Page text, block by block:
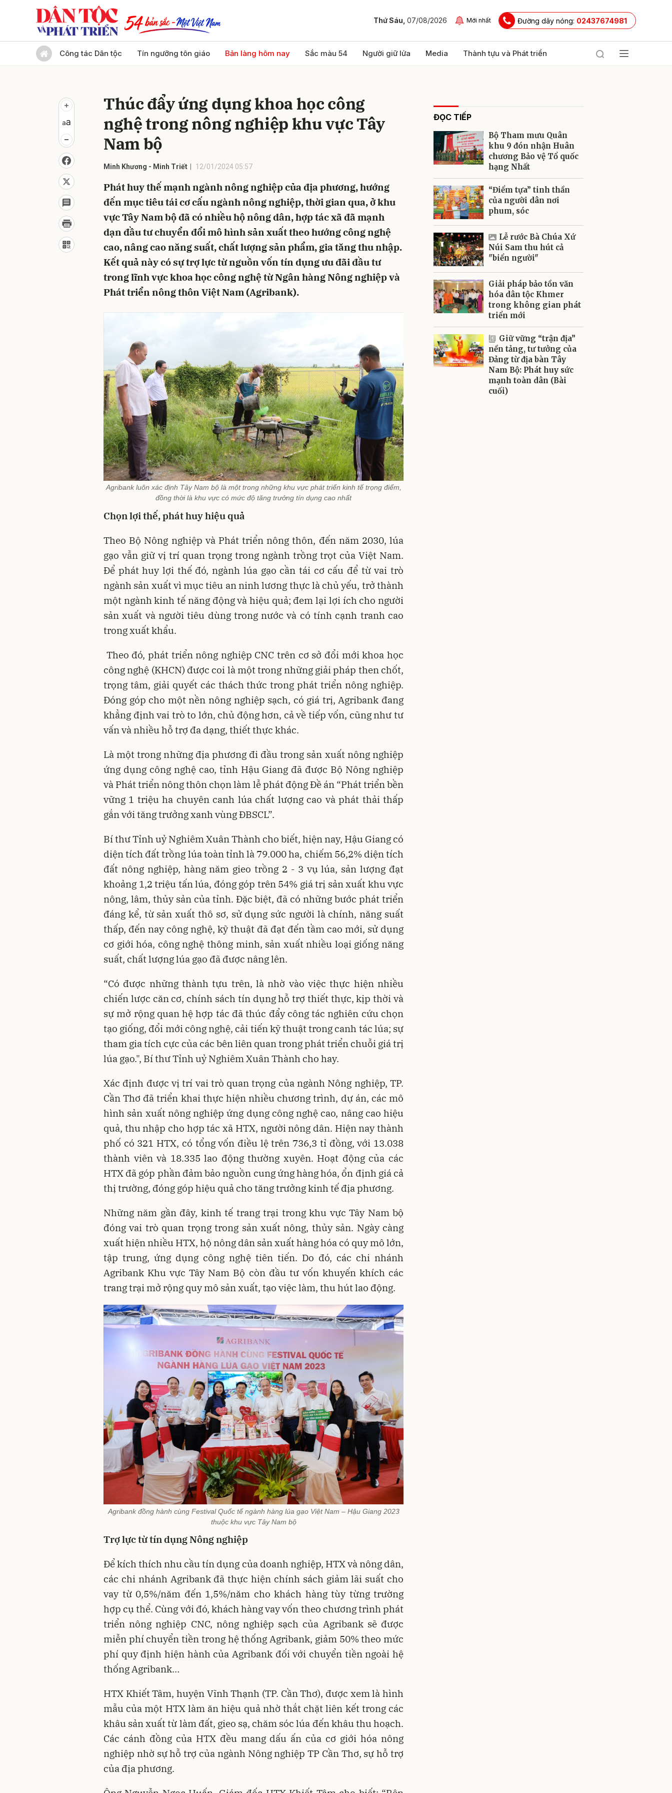
Thứ Sáu, 07/08/2026 Mới nhất Đường dây nóng: 02437674981
Công tác Dân tộc Tín ngưỡng tôn giáo Bản làng hôm nay Sắc màu 54 Người giữ lửa Media Thành tựu và Phát triển
Thúc đẩy ứng dụng khoa học công
nghệ trong nông nghiệp khu vực Tây
Nam bộ
Minh Khương - Minh Triết 12/01/2024 05:57
Phát huy thế mạnh ngành nông nghiệp của địa phương, hướng
đến mục tiêu tái cơ cấu ngành nông nghiệp, thời gian qua, ở khu
vực Tây Nam bộ đã có nhiều hộ nông dân, hợp tác xã đã mạnh
dạn đầu tư chuyển đổi mô hình sản xuất theo hướng công nghệ
cao, nâng cao năng suất, chất lượng sản phẩm, gia tăng thu nhập.
Kết quả này có sự trợ lực từ nguồn vốn tín dụng ưu đãi đầu tư
trong lĩnh vực khoa học công nghệ từ Ngân hàng Nông nghiệp và
Phát triển nông thôn Việt Nam (Agribank).
Agribank luôn xác định Tây Nam bộ là một trong những khu vực phát triển kinh tế trọng điểm,
đồng thời là khu vực có mức độ tăng trưởng tín dụng cao nhất
Chọn lợi thế, phát huy hiệu quả
Theo Bộ Nông nghiệp và Phát triển nông thôn, đến năm 2030, lúa
gạo vẫn giữ vị trí quan trọng trong ngành trồng trọt của Việt Nam.
Để phát huy lợi thế đó, ngành lúa gạo cần tái cơ cấu để từ vai trò
ngành sản xuất vì mục tiêu an ninh lương thực là chủ yếu, trở thành
một ngành kinh tế năng động và hiệu quả; đem lại lợi ích cho người
sản xuất và người tiêu dùng trong nước và có tính cạnh tranh cao
trong xuất khẩu.
Theo đó, phát triển nông nghiệp CNC trên cơ sở đổi mới khoa học
công nghệ (KHCN) được coi là một trong những giải pháp then chốt,
trọng tâm, giải quyết các thách thức trong phát triển nông nghiệp.
Đóng góp cho một nền nông nghiệp sạch, có giá trị, Agribank đang
khẳng định vai trò to lớn, chủ động hơn, cả về tiếp vốn, cũng như tư
vấn và nhiều hỗ trợ đa dạng, thiết thực khác.
Là một trong những địa phương đi đầu trong sản xuất nông nghiệp
ứng dụng công nghệ cao, tỉnh Hậu Giang đã được Bộ Nông nghiệp
và Phát triển nông thôn chọn làm lễ phát động Đề án “Phát triển bền
vững 1 triệu ha chuyên canh lúa chất lượng cao và phát thải thấp
gắn với tăng trưởng xanh vùng ĐBSCL”.
Bí thư Tỉnh uỷ Nghiêm Xuân Thành cho biết, hiện nay, Hậu Giang có
diện tích đất trồng lúa toàn tỉnh là 79.000 ha, chiếm 56,2% diện tích
đất nông nghiệp, hàng năm gieo trồng 2 - 3 vụ lúa, sản lượng đạt
khoảng 1,2 triệu tấn lúa, đóng góp trên 54% giá trị sản xuất khu vực
nông, lâm, thủy sản của tỉnh. Đặc biệt, đã có những bước phát triển
đáng kể, từ sản xuất thô sơ, sử dụng sức người là chính, năng suất
thấp, đến nay công nghệ, kỹ thuật đã đạt đến tầm cao mới, sử dụng
cơ giới hóa, công nghệ thông minh, sản xuất nhiều loại giống năng
suất, chất lượng lúa gạo đã được nâng lên.
“Có được những thành tựu trên, là nhờ vào việc thực hiện nhiều
chiến lược căn cơ, chính sách tín dụng hỗ trợ thiết thực, kịp thời và
sự mở rộng quan hệ hợp tác đã thúc đẩy công tác nghiên cứu chọn
tạo giống, đổi mới công nghệ, cải tiến kỹ thuật trong canh tác lúa; sự
tham gia tích cực của các bên liên quan trong phát triển chuỗi giá trị
lúa gạo.", Bí thư Tỉnh uỷ Nghiêm Xuân Thành cho hay.
Xác định được vị trí vai trò quan trọng của ngành Nông nghiệp, TP.
Cần Thơ đã triển khai thực hiện nhiều chương trình, dự án, các mô
hình sản xuất nông nghiệp ứng dụng công nghệ cao, nâng cao hiệu
quả, thu nhập cho hợp tác xã HTX, người nông dân. Hiện nay thành
phố có 321 HTX, có tổng vốn điều lệ trên 736,3 tỉ đồng, với 13.038
thành viên và 18.335 lao động thường xuyên. Hoạt động của các
HTX đã góp phần đảm bảo nguồn cung ứng hàng hóa, ổn định giá cả
thị trường, đóng góp hiệu quả cho tăng trưởng kinh tế địa phương.
Những năm gần đây, kinh tế trang trại trong khu vực Tây Nam bộ
đóng vai trò quan trọng trong sản xuất nông, thủy sản. Ngày càng
xuất hiện nhiều HTX, hộ nông dân sản xuất hàng hóa có quy mô lớn,
tập trung, ứng dụng công nghệ tiên tiến. Do đó, các chi nhánh
Agribank Khu vực Tây Nam Bộ còn đầu tư vốn khuyến khích các
trang trại mở rộng quy mô sản xuất, tạo việc làm, thu hút lao động.
Agribank đồng hành cùng Festival Quốc tế ngành hàng lúa gạo Việt Nam – Hậu Giang 2023
thuộc khu vực Tây Nam bộ
Trợ lực từ tín dụng Nông nghiệp
Để kích thích nhu cầu tín dụng của doanh nghiệp, HTX và nông dân,
các chi nhánh Agribank đã thực hiện chính sách giảm lãi suất cho
vay từ 0,5%/năm đến 1,5%/năm cho khách hàng tùy từng trường
hợp cụ thể. Cùng với đó, khách hàng vay vốn theo chương trình phát
triển nông nghiệp CNC, nông nghiệp sạch của Agribank sẽ được
miễn phí chuyển tiền trong hệ thống Agribank, giảm 50% theo mức
phí quy định hiện hành của Agribank đối với chuyển tiền ngoài hệ
thống Agribank…
HTX Khiết Tâm, huyện Vĩnh Thạnh (TP. Cần Thơ), được xem là hình
mẫu của một HTX làm ăn hiệu quả nhờ thắt chặt liên kết trong các
khâu sản xuất từ làm đất, gieo sạ, chăm sóc lúa đến khâu thu hoạch.
Các cánh đồng của HTX đều mang dấu ấn của cơ giới hóa nông
nghiệp nhờ sự hỗ trợ của ngành Nông nghiệp TP Cần Thơ, sự hỗ trợ
của địa phương.
ĐỌC TIẾP
Bộ Tham mưu Quân
khu 9 đón nhận Huân
chương Bảo vệ Tổ quốc
hạng Nhất
“Điểm tựa” tinh thần
của người dân nơi
phum, sóc
Lễ rước Bà Chúa Xứ
Núi Sam thu hút cả
"biển người"
Giải pháp bảo tồn văn
hóa dân tộc Khmer
trong không gian phát
triển mới
Giữ vững “trận địa”
nền tảng, tư tưởng của
Đảng từ địa bàn Tây
Nam Bộ: Phát huy sức
mạnh toàn dân (Bài
cuối)
Gửi bình luận
Gửi